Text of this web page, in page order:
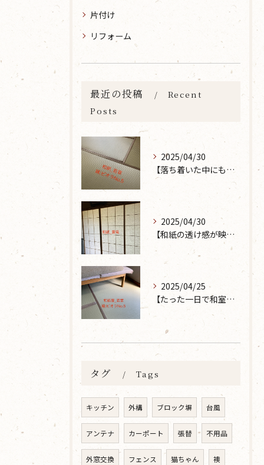
片付け
リフォーム
最近の投稿
Recent
Posts
2025/04/30
【落ち着いた中にも華やかな雰囲気を】大分市で畳の表替えなら 張替本舗 金沢屋 坂ノ市店へ
2025/04/30
【和紙の透け感が映えるとても素敵な空間に】大分市で障子の張り替えなら 張替本舗 金沢屋 坂ノ市店へ
2025/04/25
【たった一日で和室が生まれ変わった話】畳の表替えなら 張替本舗 金沢屋 坂ノ市店へ
タグ Tags
キッチン 外構 ブロック塀 台風
アンテナ カーポート 張替 不用品
外窓交換 フェンス 猫ちゃん 襖